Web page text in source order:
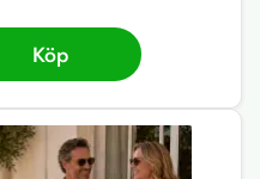
Köp